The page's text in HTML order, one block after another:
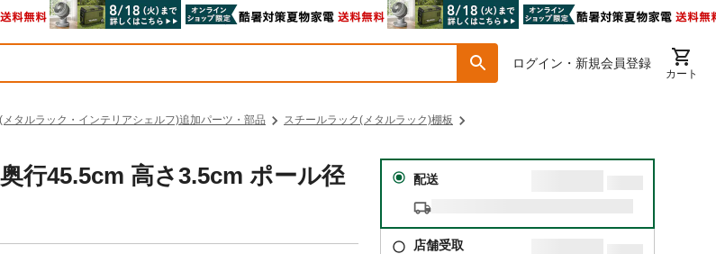
ログイン・新規会員登録
カート
タルラック・インテリアシェルフ)追加パーツ・部品
スチールラック(メタルラック)棚板
行45.5cm 高さ3.5cm ポール径
配送
店舗受取